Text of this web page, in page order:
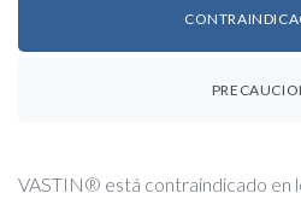
VASTIN® está contraindicado en